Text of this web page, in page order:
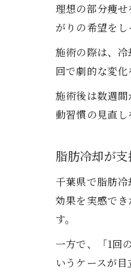
理想の部分痩
がりの希望を
施術の際は、
回で劇的な変
施術後は数週
動習慣の見直
脂肪冷却が
千葉県で脂肪
効果を実感で
す。
一方で、「1回
いうケースが